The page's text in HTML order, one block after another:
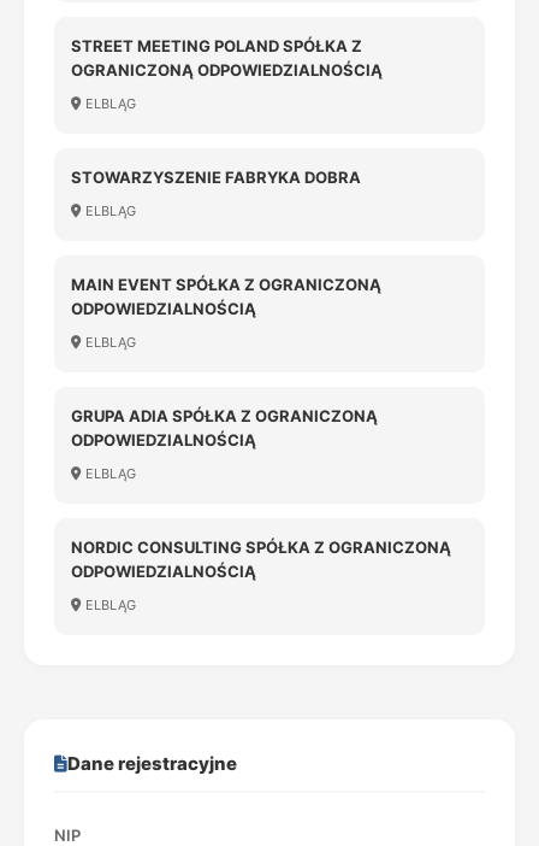
STREET MEETING POLAND SPÓŁKA Z
OGRANICZONĄ ODPOWIEDZIALNOŚCIĄ
ELBLĄG
STOWARZYSZENIE FABRYKA DOBRA
ELBLĄG
MAIN EVENT SPÓŁKA Z OGRANICZONĄ
ODPOWIEDZIALNOŚCIĄ
ELBLĄG
GRUPA ADIA SPÓŁKA Z OGRANICZONĄ
ODPOWIEDZIALNOŚCIĄ
ELBLĄG
NORDIC CONSULTING SPÓŁKA Z OGRANICZONĄ
ODPOWIEDZIALNOŚCIĄ
ELBLĄG
Dane rejestracyjne
NIP